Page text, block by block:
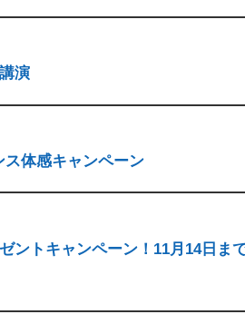
演
ス体感キャンペーン
ントキャンペーン！11月14日ま